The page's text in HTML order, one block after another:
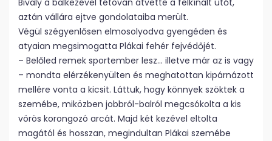
Bivaly a balkezével tétován átvette a felkínált ütőt,
aztán vállára ejtve gondolataiba merült.
Végül szégyenlősen elmosolyodva gyengéden és
atyaian megsimogatta Plákai fehér fejvédőjét.
– Belőled remek sportember lesz… illetve már az is vagy
– mondta elérzékenyülten és meghatottan kipárnázott
mellére vonta a kicsit. Láttuk, hogy könnyek szöktek a
szemébe, miközben jobbról-balról megcsókolta a kis
vörös korongozó arcát. Majd két kezével eltolta
magától és hosszan, megindultan Plákai szemébe